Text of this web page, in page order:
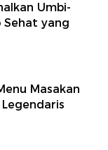
Umbi-
Sehat yang
Masakan